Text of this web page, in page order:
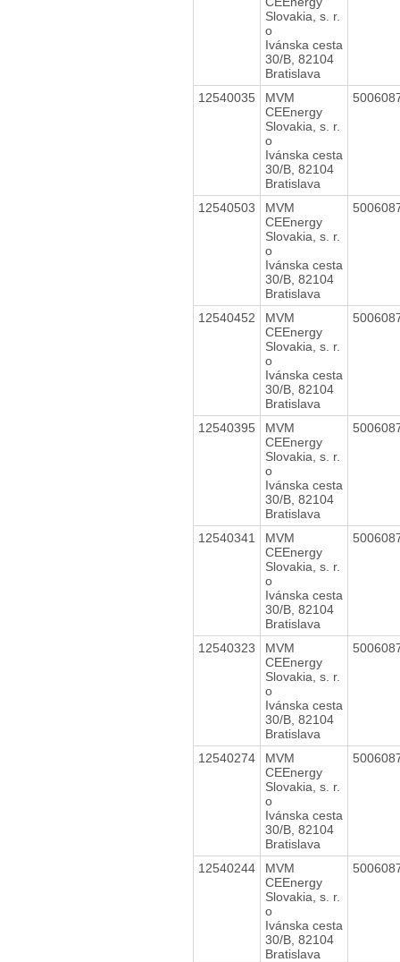
Slovakia, s. r.
o
Ivánska cesta
30/B, 82104
Bratislava
12540035
MVM
CEEnergy
Slovakia, s. r.
o
Ivánska cesta
30/B, 82104
Bratislava
12540503
MVM
CEEnergy
Slovakia, s. r.
o
Ivánska cesta
30/B, 82104
Bratislava
12540452
MVM
CEEnergy
Slovakia, s. r.
o
Ivánska cesta
30/B, 82104
Bratislava
12540395
MVM
CEEnergy
Slovakia, s. r.
o
Ivánska cesta
30/B, 82104
Bratislava
12540341
MVM
CEEnergy
Slovakia, s. r.
o
Ivánska cesta
30/B, 82104
Bratislava
12540323
MVM
CEEnergy
Slovakia, s. r.
o
Ivánska cesta
30/B, 82104
Bratislava
12540274
MVM
CEEnergy
Slovakia, s. r.
o
Ivánska cesta
30/B, 82104
Bratislava
12540244
MVM
CEEnergy
Slovakia, s. r.
o
Ivánska cesta
30/B, 82104
Bratislava